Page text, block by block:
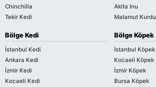
Chinchilla
Tekir Kedi
Akita Inu
Malamut Kurdu
Bölge Kedi
İstanbul Kedi
Ankara Kedi
İzmir Kedi
Kocaeli Kedi
Bölge Köpek
İstanbul Köpek
Kocaeli Köpek
İzmir Köpek
Bursa Köpek